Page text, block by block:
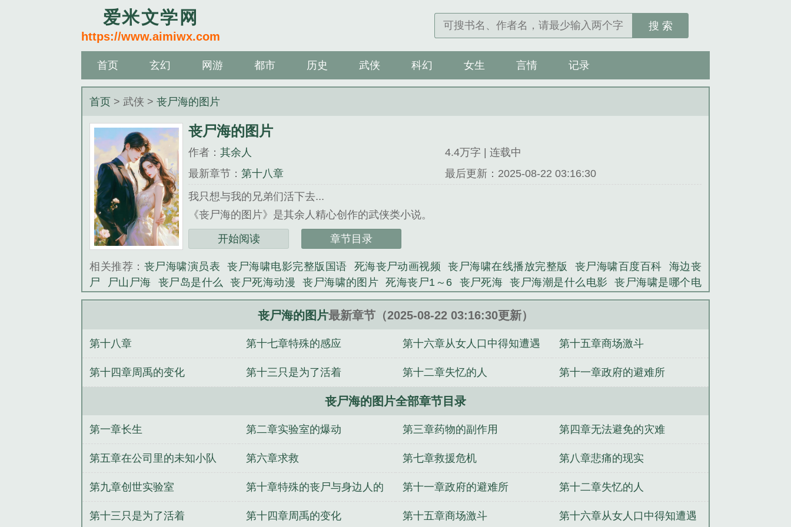
爱米文学网
https://www.aimiwx.com
搜 索
首页 玄幻 网游 都市 历史 武侠 科幻 女生 言情 记录
首页 > 武侠 >丧尸海的图片
丧尸海的图片
作者：其余人
4.4万字 | 连载中
最新章节：第十八章
最后更新：2025-08-22 03:16:30
我只想与我的兄弟们活下去...
《丧尸海的图片》是其余人精心创作的武侠类小说。
开始阅读 章节目录
相关推荐： 丧尸海啸演员表 丧尸海啸电影完整版国语 死海丧尸动画视频 丧尸海啸在线播放完整版 丧尸海啸百度百科
海边丧
尸
尸山尸海 丧尸岛是什么 丧尸死海动漫 丧尸海啸的图片 死海丧尸1～6 丧尸死海 丧尸海潮是什么电影
丧尸海啸是哪个电
影 丧尸海啸电影完整版在线观看西瓜 丧尸海啸是什么电影 丧尸随海啸而来是什么电影 丧尸海啸电影在线观看完整版 丧尸海的
死海丧尸1~6 丧尸海潮百度百科 丧尸的山海 丧尸海啸电影完整版在线观看
丧尸海的图片最新章节（2025-08-22 03:16:30更新）
第十八章 第十七章特殊的感应 第十六章从女人口中得知遭遇 第十五章商场激斗
第十四章周禹的变化 第十三只是为了活着 第十二章失忆的人 第十一章政府的避难所
丧尸海的图片全部章节目录
第一章长生 第二章实验室的爆动 第三章药物的副作用 第四章无法避免的灾难
第五章在公司里的未知小队 第六章求救 第七章救援危机 第八章悲痛的现实
第九章创世实验室 第十章特殊的丧尸与身边人的
特殊变化
第十一章政府的避难所 第十二章失忆的人
第十三只是为了活着 第十四章周禹的变化 第十五章商场激斗 第十六章从女人口中得知遭遇